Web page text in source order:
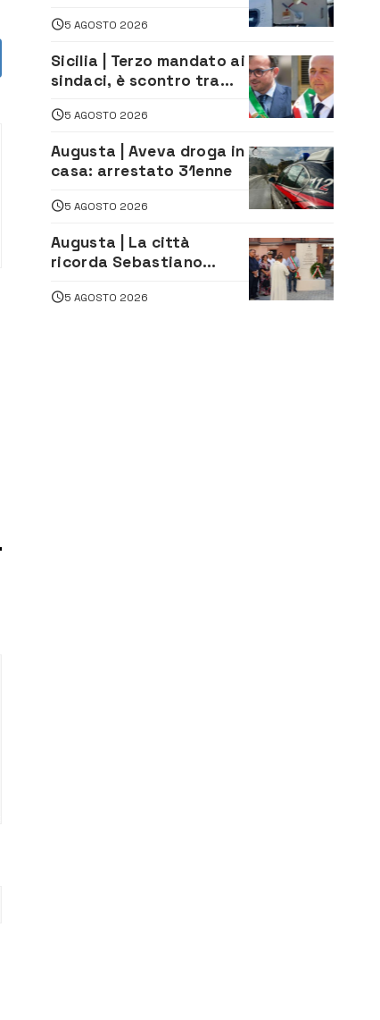
5 AGOSTO 2026
Sicilia | Terzo mandato ai
sindaci, è scontro tra
Sicilia, e Schifani cerca
di sfilarsi
5 AGOSTO 2026
Augusta | Aveva droga in
casa: arrestato 31enne
5 AGOSTO 2026
Augusta | La città
ricorda Sebastiano
piazza dedicata al
5 AGOSTO 2026